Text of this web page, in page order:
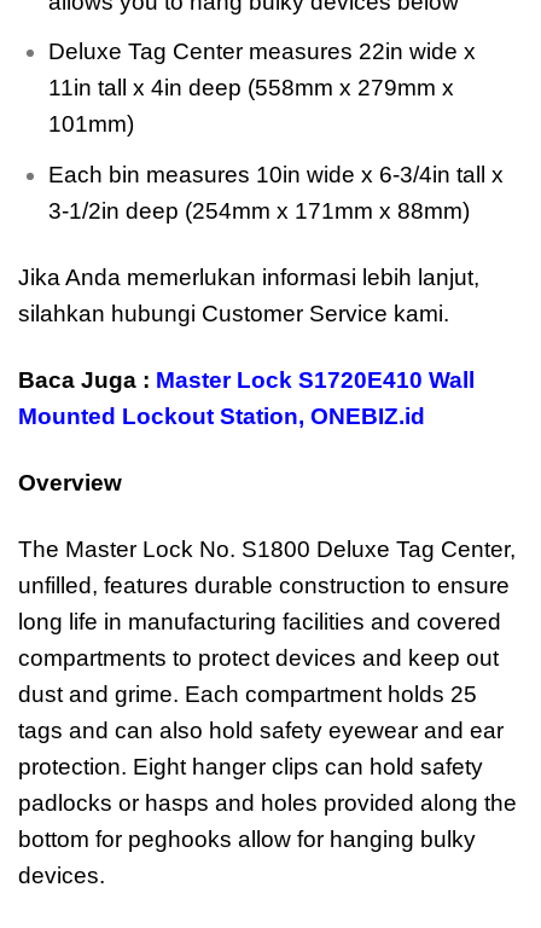
Deluxe Tag Center measures 22in wide x
11in tall x 4in deep (558mm x 279mm x
101mm)
Each bin measures 10in wide x 6-3/4in tall x
3-1/2in deep (254mm x 171mm x 88mm)
Jika Anda memerlukan informasi lebih lanjut,
silahkan hubungi Customer Service kami.
Baca Juga : Master Lock S1720E410 Wall
Mounted Lockout Station, ONEBIZ.id
Overview
The Master Lock No. S1800 Deluxe Tag Center,
unfilled, features durable construction to ensure
long life in manufacturing facilities and covered
compartments to protect devices and keep out
dust and grime. Each compartment holds 25
tags and can also hold safety eyewear and ear
protection. Eight hanger clips can hold safety
padlocks or hasps and holes provided along the
bottom for peghooks allow for hanging bulky
devices.